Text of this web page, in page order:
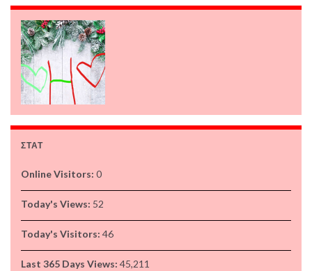
ΣΤΑΤ
Online Visitors: 0
Today's Views: 52
Today's Visitors: 46
Last 365 Days Views: 45,211